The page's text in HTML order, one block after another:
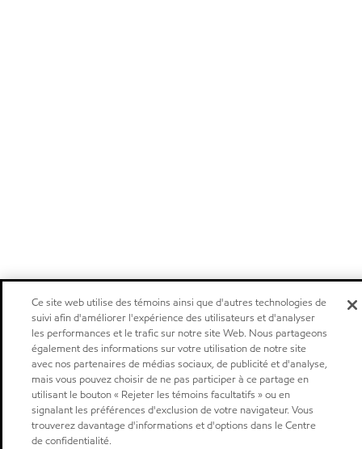
Ce site web utilise des témoins ainsi que d'autres technologies de
suivi afin d'améliorer l'expérience des utilisateurs et d'analyser
les performances et le trafic sur notre site Web. Nous partageons
également des informations sur votre utilisation de notre site
avec nos partenaires de médias sociaux, de publicité et d'analyse,
mais vous pouvez choisir de ne pas participer à ce partage en
utilisant le bouton « Rejeter les témoins facultatifs » ou en
signalant les préférences d'exclusion de votre navigateur. Vous
trouverez davantage d'informations et d'options dans le Centre
de confidentialité.